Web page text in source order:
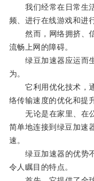
我们经常在日常生活
频、进行在线游戏和进
然而，网络拥挤、信
流畅上网的障碍。
绿豆加速器应运而生
为。
它利用优化技术，通
络传输速度的优化和提
无论是在家里、在公
简单地连接到绿豆加速
速。
绿豆加速器的优势不
令人瞩目的特点。